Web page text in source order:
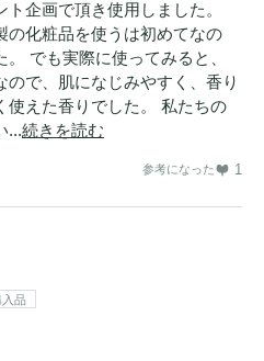
企画で頂き使用しました。
の化粧品を使うは初めてなの
でも実際に使ってみると、
ので、肌になじみやすく、香り
使えた香りでした。 私たちの
...続きを読む
参考になった 1
入品